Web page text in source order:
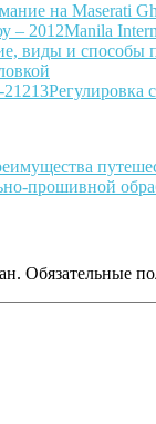
Manila
Регулировка
прошивной
Обязательные